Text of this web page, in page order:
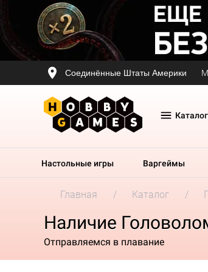
Соединённые Штаты Америки
Каталог
Настольные игры Варгеймы
Главная Каталог
Наличие
Отправляемся в плавание